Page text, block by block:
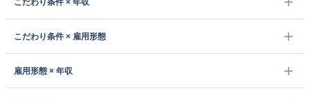
こだわり条件 × 年収
こだわり条件 × 雇用形態
雇用形態 × 年収